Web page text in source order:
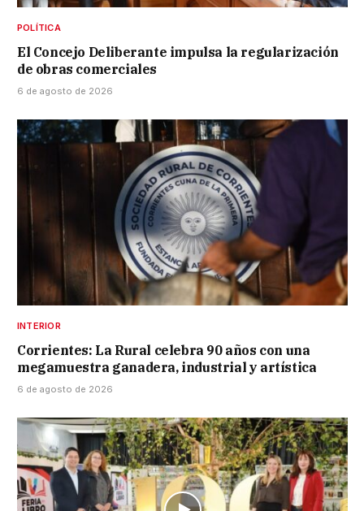
POLÍTICA
El Concejo Deliberante impulsa la regularización
de obras comerciales
6 de agosto de 2026
INTERIOR
Corrientes: La Rural celebra 90 años con una
megamuestra ganadera, industrial y artística
6 de agosto de 2026